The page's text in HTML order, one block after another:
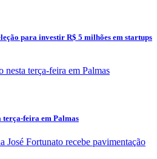
para investir R$ 5 milhões em startups
terça-feira em Palmas